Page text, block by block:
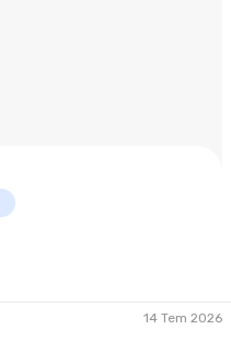
14 Tem 2026